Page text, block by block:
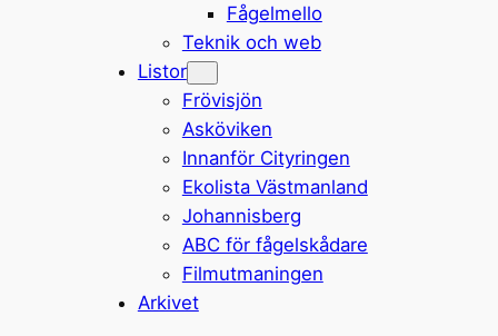
Fågelmello
Teknik och web
Listor
Frövisjön
Asköviken
Innanför Cityringen
Ekolista Västmanland
Johannisberg
ABC för fågelskådare
Filmutmaningen
Arkivet